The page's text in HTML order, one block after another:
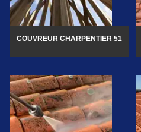
COUVREUR CHARPENTIER 51